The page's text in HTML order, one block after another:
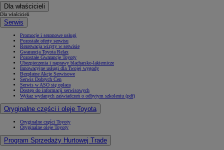
Dla właścicieli
Dla właścicieli
Serwis
Promocje i sezonowe usługi
Pozostałe oferty serwisu
Rezerwacja wizyty w serwisie
Gwarancja Toyota Relax
Pozostałe Gwarancje Toyoty
Ubezpieczenia i naprawy blacharsko-lakiernicze
Innowacyjne usługi dla Twojej wygody
Bezpłatne Akcje Serwisowe
Serwis Dobrych Cen
Serwis w ASO się opłaca
Dostęp do informacji serwisowych
Wykaz wydanych zaświadczeń o odbytym szkoleniu (pdf)
Oryginalne części i oleje Toyota
Oryginalne części Toyoty
Oryginalne oleje Toyoty
Program Sprzedaży Hurtowej Trade